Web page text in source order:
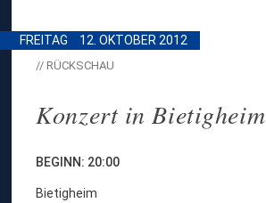
FREITAG 12. OKTOBER 2012
// RÜCKSCHAU
Konzert in Bietigheim
BEGINN: 20:00
Bietigheim